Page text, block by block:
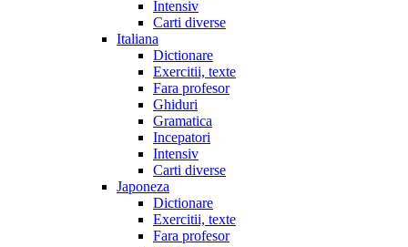
Intensiv
Carti diverse
Italiana
Dictionare
Exercitii, texte
Fara profesor
Ghiduri
Gramatica
Incepatori
Intensiv
Carti diverse
Japoneza
Dictionare
Exercitii, texte
Fara profesor